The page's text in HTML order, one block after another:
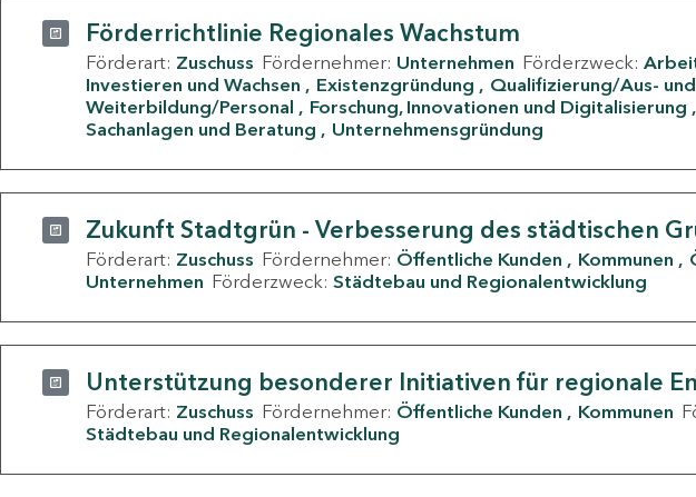
Förderrichtlinie Regionales Wachstum
Förderart: Zuschuss Fördernehmer: Unternehmen Förderzweck:
Investieren und Wachsen
Existenzgründung
Qualifizierung/Aus- und
Weiterbildung/Personal
Forschung, Innovationen und Digitalisierung
Sachanlagen und Beratung
Unternehmensgründung
Zukunft Stadtgrün - Verbesserung des städtischen
Förderart: Zuschuss Fördernehmer: Öffentliche Kunden Kommunen
Unternehmen Förderzweck: Städtebau und Regionalentwicklung
Unterstützung besonderer Initiativen für regionale
Förderart: Zuschuss Fördernehmer: Öffentliche Kunden Kommunen
Städtebau und Regionalentwicklung